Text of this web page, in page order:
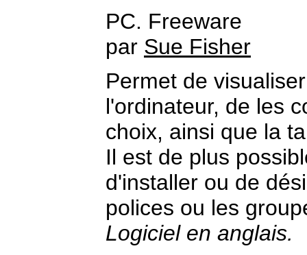
PC. Freeware
par Sue Fisher
Permet de
l'ordinateur, de les
choix, ainsi que la
Il est de plus
d'installer ou de
polices ou les
Logiciel en anglais.